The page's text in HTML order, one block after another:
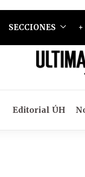
SECCIONES
Editorial ÚH